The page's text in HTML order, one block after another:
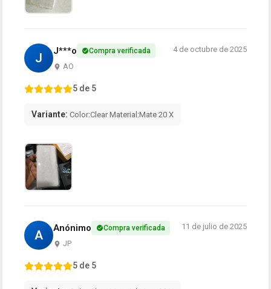
J J***o Compra verificada
AO
4 de octubre de 2025
5 de 5
Variante: Color:Clear Material:Mate 20 X
A Anónimo Compra verificada
JP
11 de julio de 2025
5 de 5